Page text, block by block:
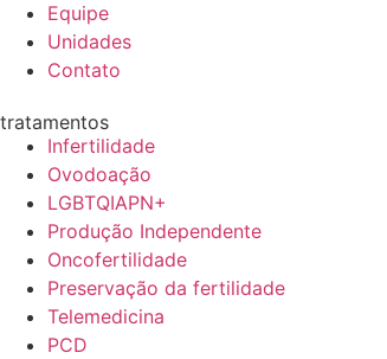
Equipe
Unidades
Contato
tratamentos
Infertilidade
Ovodoação
LGBTQIAPN+
Produção Independente
Oncofertilidade
Preservação da fertilidade
Telemedicina
PCD